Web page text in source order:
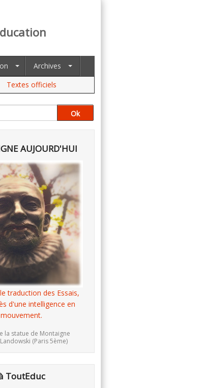
Archives
Textes officiels
AUJOURD'HUI
traduction des Essais,
d'une intelligence en
mouvement.
la statue de Montaigne
(Paris 5ème)
ToutEduc